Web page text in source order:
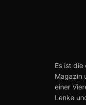
Es ist
Magazin
einer
Lenke